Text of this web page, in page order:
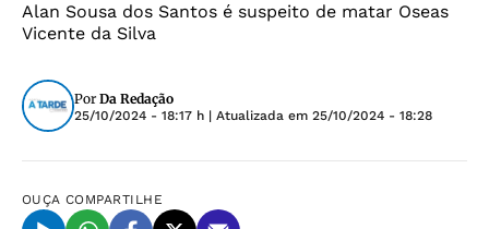
Alan Sousa dos Santos é suspeito de matar Oseas
Vicente da Silva
Por Da Redação
25/10/2024 - 18:17 h | Atualizada em 25/10/2024 - 18:28
OUÇA COMPARTILHE